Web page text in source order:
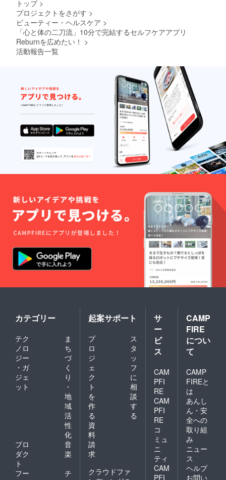
トップ >
プロジェクトをさがす >
ビューティー・ヘルスケア >
「心と体の二刀流」10分で完結するセルフケアアプリ
Reburnを広めたい！ >
活動報告一覧
カテゴリー
テク
ノロ
ジー
・ガ
ジェ
ット
ま
ち
づ
く
り
・
地
域
活
性
化
プロ
ダク
ト
音
楽
フー
チ
起案サポート
プ
ロ
ジ
ェ
ク
ト
を
作
る
ス
タ
ッ
フ
に
相
談
す
る
資
料
請
求
クラウドファ
サ
ー
ビ
ス
CAM
PFI
RE
CAM
PFI
RE
コ
ミュ
ニ
ティ
CAM
PFI
CAMP
FIRE
につい
て
CAMP
FIREと
は
あんし
ん・安
全への
取り組
み
ニュー
ス
ヘルプ
お問い